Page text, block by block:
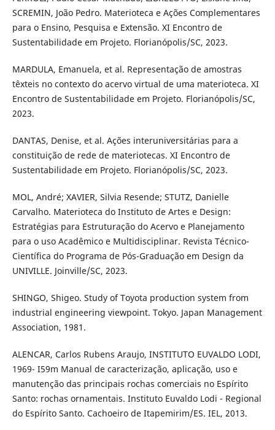
SCREMIN, João Pedro. Materioteca e Ações Complementares
para o Ensino, Pesquisa e Extensão. XI Encontro de
Sustentabilidade em Projeto. Florianópolis/SC, 2023.
MARDULA, Emanuela, et al. Representação de amostras
têxteis no contexto do acervo virtual de uma materioteca. XI
Encontro de Sustentabilidade em Projeto. Florianópolis/SC,
2023.
DANTAS, Denise, et al. Ações interuniversitárias para a
constituição de rede de materiotecas. XI Encontro de
Sustentabilidade em Projeto. Florianópolis/SC, 2023.
MOL, André; XAVIER, Silvia Resende; STUTZ, Danielle
Carvalho. Materioteca do Instituto de Artes e Design:
Estratégias para Estruturação do Acervo e Planejamento
para o uso Acadêmico e Multidisciplinar. Revista Técnico-
Científica do Programa de Pós-Graduação em Design da
UNIVILLE. Joinville/SC, 2023.
SHINGO, Shigeo. Study of Toyota production system from
industrial engineering viewpoint. Tokyo. Japan Management
Association, 1981.
ALENCAR, Carlos Rubens Araujo, INSTITUTO EUVALDO LODI,
1969- I59m Manual de caracterização, aplicação, uso e
manutenção das principais rochas comerciais no Espírito
Santo: rochas ornamentais. Instituto Euvaldo Lodi - Regional
do Espírito Santo. Cachoeiro de Itapemirim/ES. IEL, 2013.